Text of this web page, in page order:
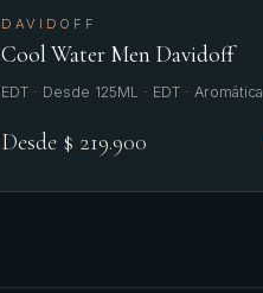
DAVIDOFF
Cool Water Men Davidoff
EDT · Desde 125ML · EDT · Aromática
Desde $ 219.900